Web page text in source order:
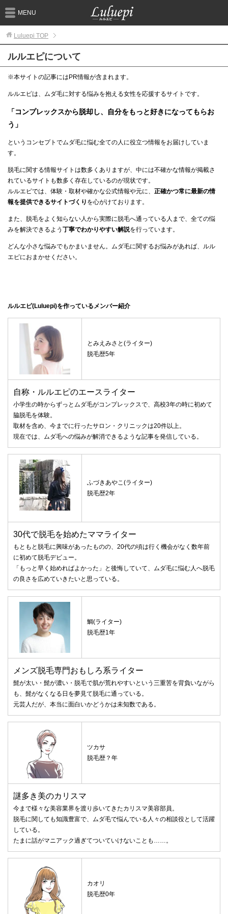
MENU
Luluepi TOP
ルルエピについて
※本サイトの記事にはPR情報が含まれます。
ルルエピは、ムダ毛に対する悩みを抱える女性を応援するサイトです。
「コンプレックスから脱却し、自分をもっと好きになってもらお
う」
というコンセプトでムダ毛に悩む全ての人に役立つ情報をお届けしていま
す。
脱毛に関する情報サイトは数多くありますが、中には不確かな情報が掲載さ
れているサイトも数多く存在しているのが現状です。
ルルエピでは、体験・取材や確かな公式情報や元に、 正確かつ常に最新の情
報を提供できるサイトづくり を心がけております。
また、脱毛をよく知らない人から実際に脱毛へ通っている人まで、全ての悩
みを解決できるよう 丁寧でわかりやすい解説を行っています。
どんな小さな悩みでもかまいません。ムダ毛に関するお悩みがあれば、ルル
エピにおまかせください。
ルルエピ(Luluepi)を作っているメンバー紹介
とみえみさと(ライター)
脱毛歴5年
自称・ルルエピのエースライター
小学生の時からずっとムダ毛がコンプレックスで、高校3年の時に初めて
脇脱毛を体験。
取材を含め、今までに行ったサロン・クリニックは20件以上。
現在では、ムダ毛への悩みが解消できるような記事を発信している。
ふづきあやこ(ライター)
脱毛歴2年
30代で脱毛を始めたママライター
もともと脱毛に興味があったものの、20代の頃は行く機会がなく数年前
に初めて脱毛デビュー。
「もっと早く始めればよかった」と後悔していて、ムダ毛に悩む人へ脱毛
の良さを広めていきたいと思っている。
鯛(ライター)
脱毛歴1年
メンズ脱毛専門おもしろ系ライター
髭が太い・髭が濃い・脱毛で肌が荒れやすいという三重苦を背負いながら
も、髭がなくなる日を夢見て脱毛に通っている。
元芸人だが、本当に面白いかどうかは未知数である。
ツカサ
脱毛歴？年
謎多き美のカリスマ
今まで様々な美容業界を渡り歩いてきたカリスマ美容部員。
脱毛に関しても知識豊富で、ムダ毛で悩んでいる人々の相談役として活躍
している。
たまに話がマニアック過ぎてついていけないことも……。
カオリ
脱毛歴0年